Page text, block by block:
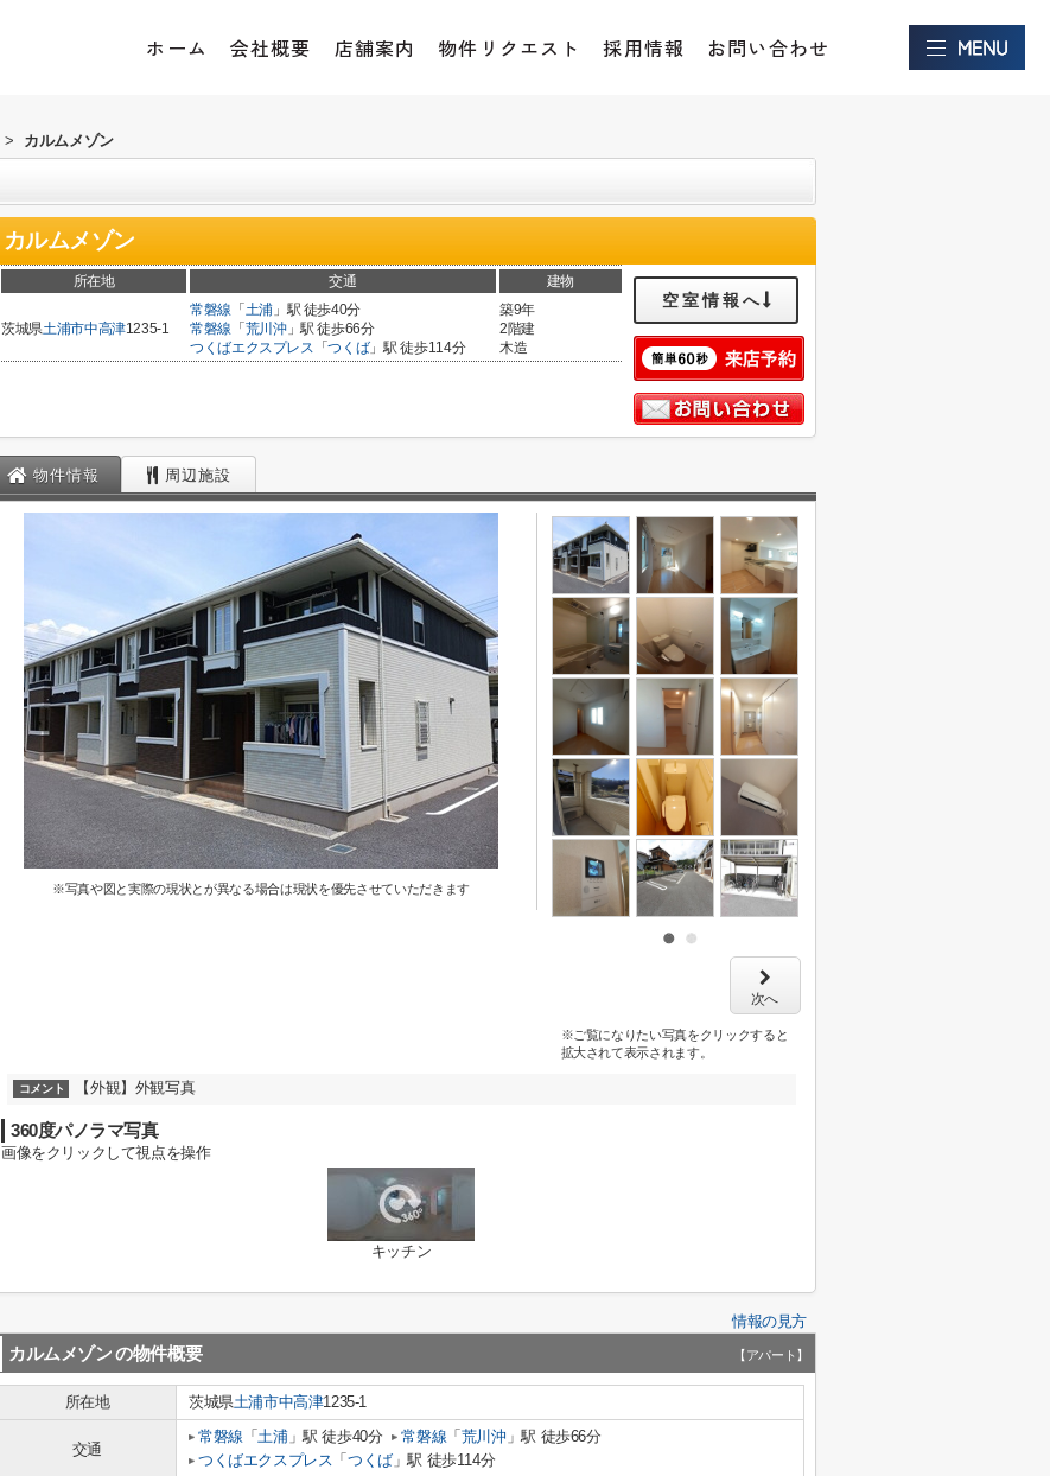
ホーム 会社概要 店舗案内 物件リクエスト 採用情報 お問い合わせ
> カルムメゾン
カルムメゾン
所在地 交通 建物
茨城県土浦市中高津1235-1
常磐線 「 土浦」駅 徒歩40分
常磐線 「 荒川沖」駅 徒歩66分
つくばエクスプレス 「つくば」駅 徒歩114分
築9年
2階建
木造
空室情報へ
物件情報 周辺施設
※写真や図と実際の現状とが異なる場合は現状を優先させていただきます
次へ
※ご覧になりたい写真をクリックすると
拡大されて表示されます。
コメント 【外観】外観写真
360度パノラマ写真
画像をクリックして視点を操作
キッチン
情報の見方
カルムメゾン の物件概要 【アパート】
所在地 茨城県土浦市中高津1235-1
交通
常磐線 「土浦」駅 徒歩40分 常磐線 「 荒川沖 」駅 徒歩66分
つくばエクスプレス 「つくば」駅 徒歩114分